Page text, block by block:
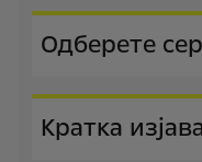
Одберете
Кратка